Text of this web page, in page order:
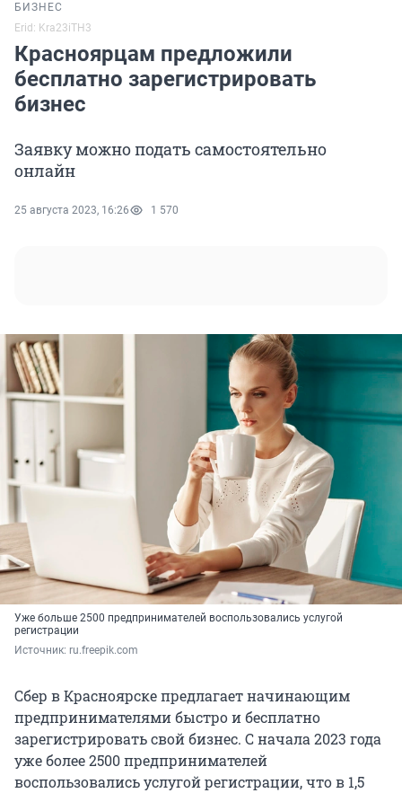
БИЗНЕС
Erid: Kra23iTH3
Красноярцам предложили
бесплатно зарегистрировать
бизнес
Заявку можно подать самостоятельно
онлайн
25 августа 2023, 16:26 1 570
Уже больше 2500 предпринимателей воспользовались услугой
регистрации
Источник: ru.freepik.com
Сбер в Красноярске предлагает начинающим
предпринимателями быстро и бесплатно
зарегистрировать свой бизнес. С начала 2023 года
уже более 2500 предпринимателей
воспользовались услугой регистрации, что в 1,5